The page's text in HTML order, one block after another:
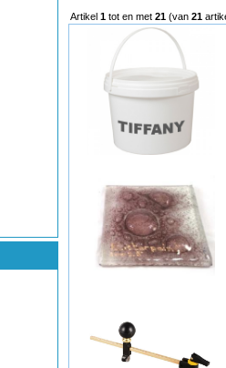
Artikel 1 tot en met 21 (van 21